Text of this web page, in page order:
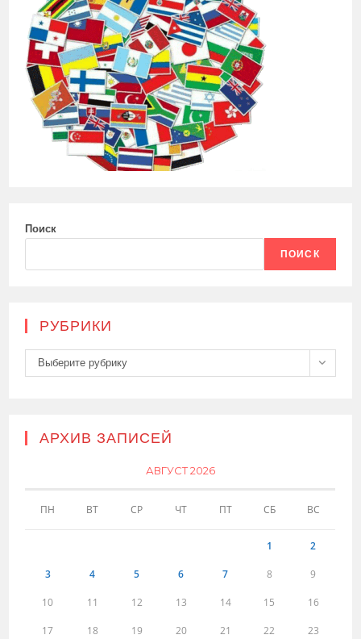
Поиск
ПОИСК
РУБРИКИ
Рубрики
Выберите рубрику
АРХИВ ЗАПИСЕЙ
АВГУСТ 2026
ПН ВТ СР ЧТ ПТ СБ ВС
1 2
3 4 5 6 7 8 9
10 11 12 13 14 15 16
17 18 19 20 21 22 23